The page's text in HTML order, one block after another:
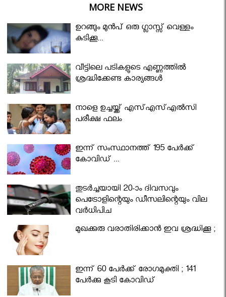
MORE NEWS
ഉറങ്ങും മുന്‍പ് ഒരു ഗ്ലാസ്സ് വെള്ളം
കുടിക്കൂ...
വീട്ടിലെ പടികളുടെ എണ്ണത്തിൽ
ശ്രദ്ധിക്കേണ്ട കാര്യങ്ങൾ
നാളെ ഉച്ചയ്ക്ക് എസ്എസ്എല്‍സി
പരീക്ഷ ഫലം
ഇന്ന് സംസ്ഥാനത്ത് 195 പേര്‍ക്ക്
കോവിഡ് ...
തുടർച്ചയായി 20-ാം ദിവസവും
പെട്രോളിന്റെയും ഡീസലിന്റെയും വില
വര്‍ധിപ്പിച്ചു
മുഖക്കുരു വരാതിരിക്കാന്‍ ഇവ ശ്രദ്ധിക്കൂ ;
ഇന്ന് 60 പേർക്ക് രോഗമുക്തി ; 141
പേര്‍ക്കു കൂടി കോവിഡ്